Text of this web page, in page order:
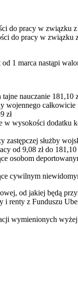
do pracy w związku
do pracy w związku
1 marca nastąpi
nauczanie 181,10
zł
w wysokości dodatku
zastępczej służby
od 9,08 zł do 181,10
osobom
cywilnym
od jakiej będą
i renty z Funduszu
wymienionych